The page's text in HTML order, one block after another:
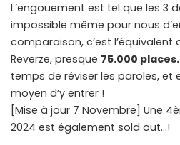
L’engouement est tel que les 3
impossible même pour nous
comparaison, c’est l’équivalent
Reverze, presque 75.000 places.
temps de réviser les paroles, et
moyen d’y entrer !
[Mise à jour 7 Novembre] Une
2024 est également sold out…!